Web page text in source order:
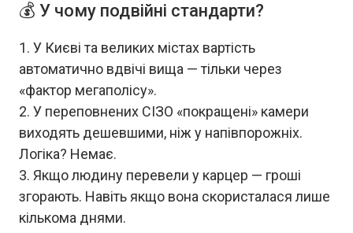
💰 У чому подвійні стандарти?
У Києві та великих містах вартість
автоматично вдвічі вища — тільки через
«фактор мегаполісу».
У переповнених СІЗО «покращені» камери
виходять дешевшими, ніж у напівпорожніх.
Логіка? Немає.
Якщо людину перевели у карцер — гроші
згорають. Навіть якщо вона скористалася лише
кількома днями.